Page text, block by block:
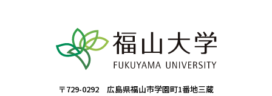
〒729-0292 広島県福山市学園町1番地三蔵